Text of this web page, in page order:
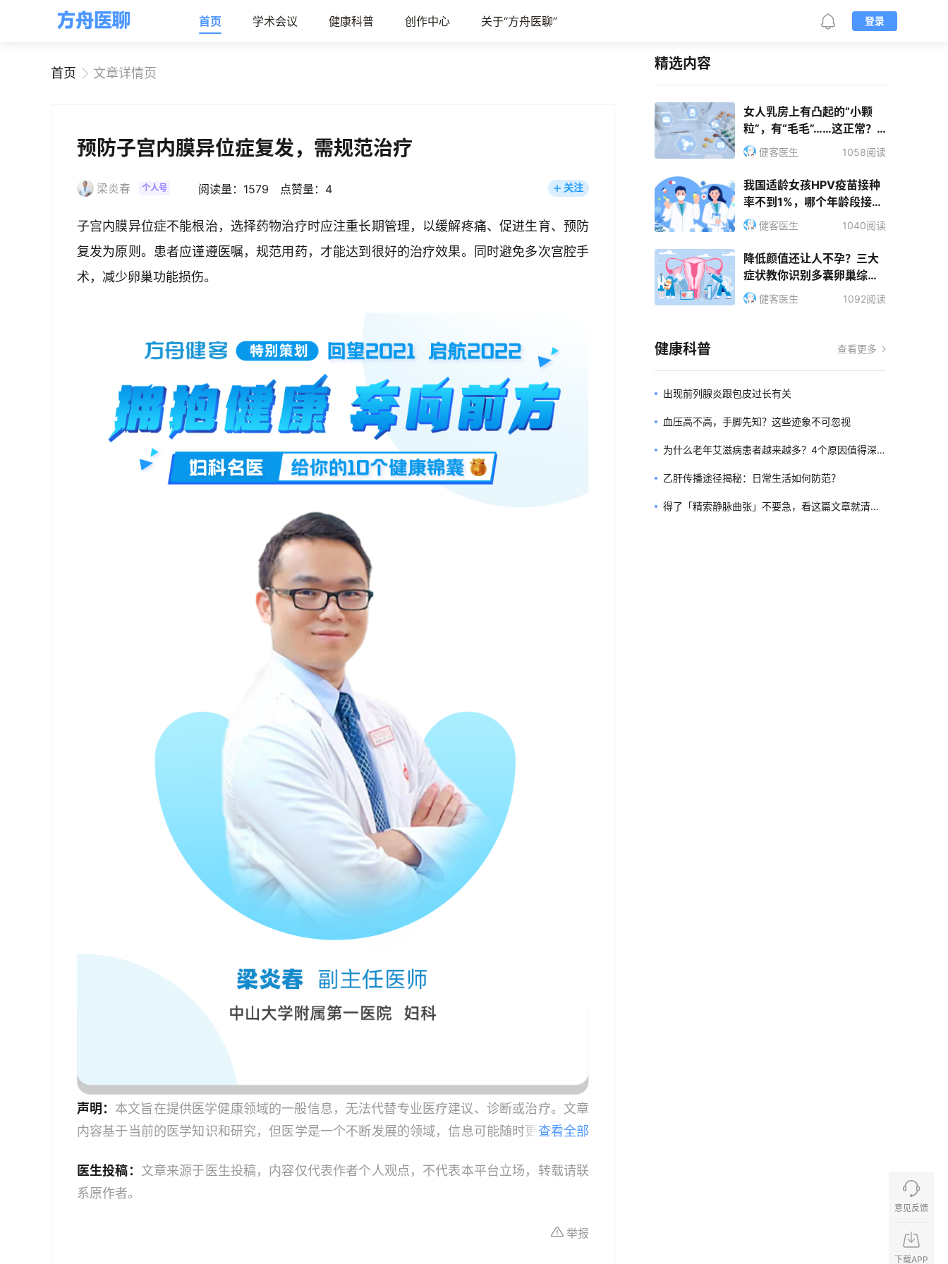
首页 学术会议 健康科普 创作中心 关于“方舟医聊” 登录
首页 文章详情页
预防子宫内膜异位症复发，需规范治疗
梁炎春 个人号 阅读量：1579 点赞量：4 关注
子宫内膜异位症不能根治，选择药物治疗时应注重长期管理，以缓解疼痛、促进生育、预防
复发为原则。患者应谨遵医嘱，规范用药，才能达到很好的治疗效果。同时避免多次宫腔手
术，减少卵巢功能损伤。
声明： 本文旨在提供医学健康领域的一般信息，无法代替专业医疗建议、诊断或治疗。文章
内容基于当前的医学知识和研究，但医学是一个不断发展的领域，信息可能随时更新，因此
业人员。本文中的信息不应作为自我诊断或治疗的依据，紧急医疗情况应立即寻求专业医疗
服务；如果您是医务人员，本文内容旨在作为教育和信息更新的资源。在临床实践中应用本
查看全部
医生投稿： 文章来源于医生投稿，内容仅代表作者个人观点，不代表本平台立场，转载请联
系原作者。
举报
精选内容
女人乳房上有凸起的“小颗
粒”，有“毛毛”……这正常？
还是有“小秘密”?
健客医生 1058阅读
我国适龄女孩HPV疫苗接种
率不到1%，哪个年龄段接种
最好？健客医生 1040阅读
降低颜值还让人不孕？三大
症状教你识别多囊卵巢综合
征！健客医生 1092阅读
健康科普 查看更多
出现前列腺炎跟包皮过长有关
血压高不高，手脚先知？这些迹象不可忽视
为什么老年艾滋病患者越来越多？4个原因值得深
思
乙肝传播途径揭秘：日常生活如何防范？
得了「精索静脉曲张」不要急，看这篇文章就清楚
意见反馈
下载APP